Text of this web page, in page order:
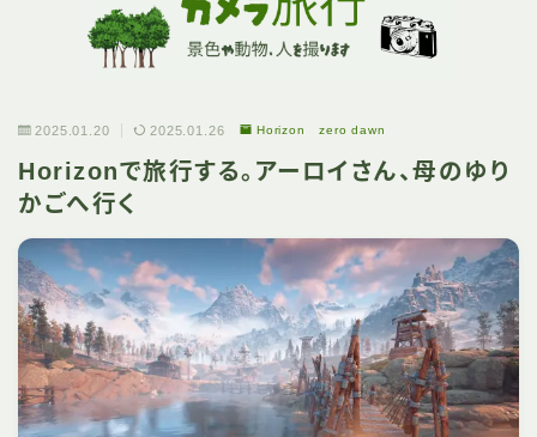
2025.01.20 2025.01.26 Horizon zero dawn
Horizonで旅行する。アーロイさん、母のゆり
かごへ行く